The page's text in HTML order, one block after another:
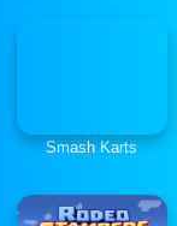
Smash Karts